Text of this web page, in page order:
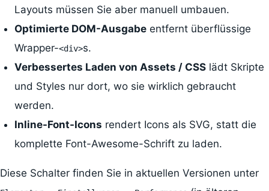
Layouts müssen Sie aber manuell umbauen.
Optimierte DOM-Ausgabeentfernt überflüssige
Wrapper-<div>s.
Verbessertes Laden von Assets / CSSlädt Skripte
und Styles nur dort, wo sie wirklich gebraucht
werden.
Inline-Font-Icons rendert Icons als SVG, statt die
komplette Font-Awesome-Schrift zu laden.
Diese Schalter finden Sie in aktuellen Versionen unter